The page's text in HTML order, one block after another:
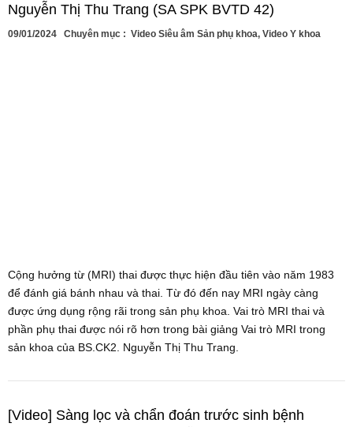
Nguyễn Thị Thu Trang (SA SPK BVTD 42)
09/01/2024 Chuyên mục : Video Siêu âm Sản phụ khoa, Video Y khoa
Cộng hưởng từ (MRI) thai được thực hiện đầu tiên vào năm 1983
để đánh giá bánh nhau và thai. Từ đó đến nay MRI ngày càng
được ứng dụng rộng rãi trong sản phụ khoa. Vai trò MRI thai và
phần phụ thai được nói rõ hơn trong bài giảng Vai trò MRI trong
sản khoa của BS.CK2. Nguyễn Thị Thu Trang.
[Video] Sàng lọc và chẩn đoán trước sinh bệnh